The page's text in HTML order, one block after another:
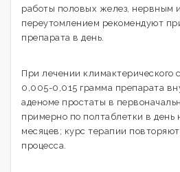
работы половых желез, нервным
переутомлением рекомендуют
препарата в день.
При лечении климактерического
0,005-0,015 грамма препарата
аденоме простаты в
примерно по полтаблетки в день
месяцев; курс терапии
процесса.